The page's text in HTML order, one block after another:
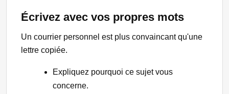
Écrivez avec vos propres mots
Un courrier personnel est plus convaincant qu'une
lettre copiée.
Expliquez pourquoi ce sujet vous
concerne.